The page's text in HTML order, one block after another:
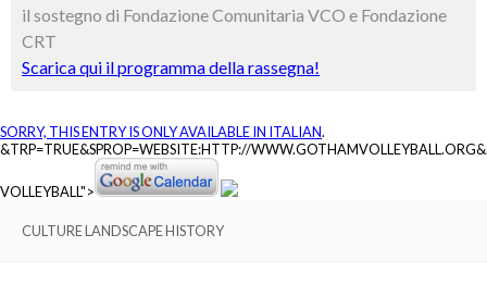
il sostegno di Fondazione Comunitaria VCO e Fondazione
CRT
Scarica qui il programma della rassegna!
SORRY, THIS ENTRY IS ONLY AVAILABLE IN ITALIAN.
&TRP=TRUE&SPROP=WEBSITE:HTTP://
VOLLEYBALL">
CULTURE LANDSCAPE HISTORY